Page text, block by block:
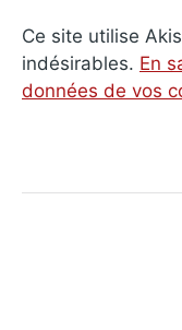
Ce site utilise
indésirables. En
données de vos